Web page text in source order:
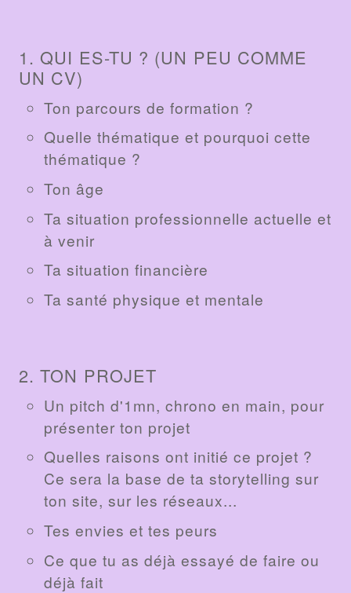
1. QUI ES-TU ? (UN PEU COMME
UN CV)
Ton parcours de formation ?
Quelle thématique et pourquoi cette
thématique ?
Ton âge
Ta situation professionnelle actuelle et
à venir
Ta situation financière
Ta santé physique et mentale
2. TON PROJET
Un pitch d'1mn, chrono en main, pour
présenter ton projet
Quelles raisons ont initié ce projet ?
Ce sera la base de ta storytelling sur
ton site, sur les réseaux...
Tes envies et tes peurs
Ce que tu as déjà essayé de faire ou
déjà fait